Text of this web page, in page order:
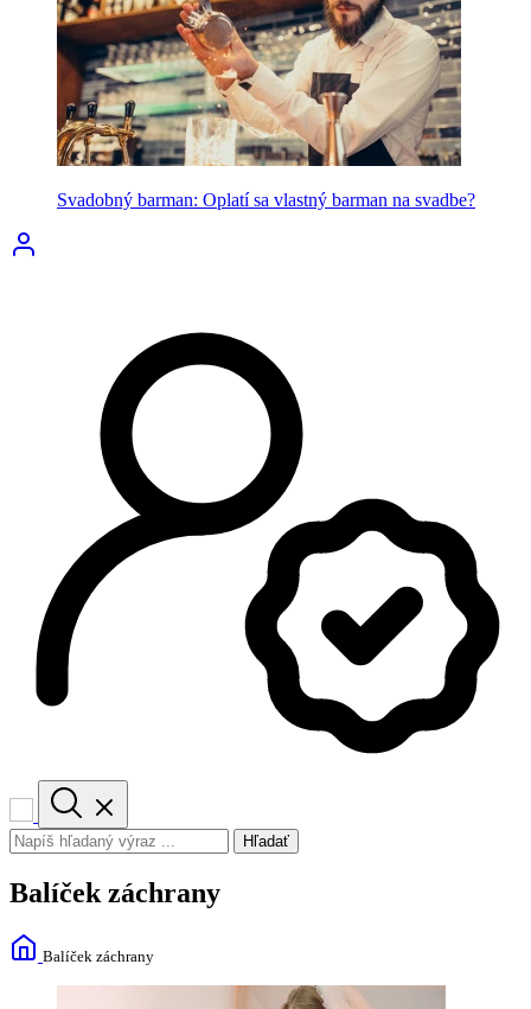
Svadobný barman: Oplatí sa vlastný barman na svadbe?
Hľadať
Balíček záchrany
Balíček záchrany